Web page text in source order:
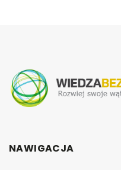
NAWIGACJA